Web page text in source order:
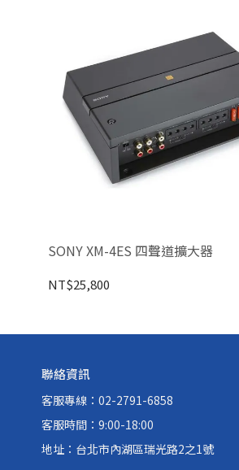
SONY XM-4ES 四聲道擴大器
NT$25,800
聯絡資訊
客服專線：02-2791-6858
客服時間：9:00-18:00
地址：台北市內湖區瑞光路2之1號